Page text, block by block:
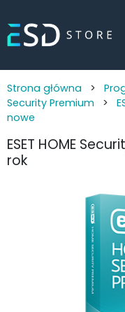
Strona główna >
Security Premium
>
nowe
ESET HOME
rok